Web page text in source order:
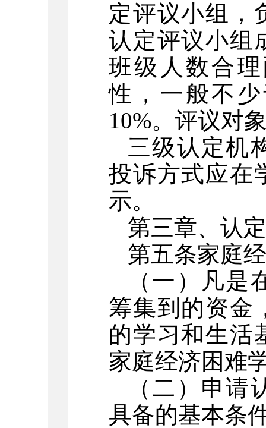
定评议小组，
认定评议小组
班级人数合
性，一般不
10%。评议对
三级认定机
投诉方式应在
示。
第三章、 认
第五条家庭
（一）凡
筹集到的资金
的学习和生活
家庭经济困难
（二）申
具备的基本条